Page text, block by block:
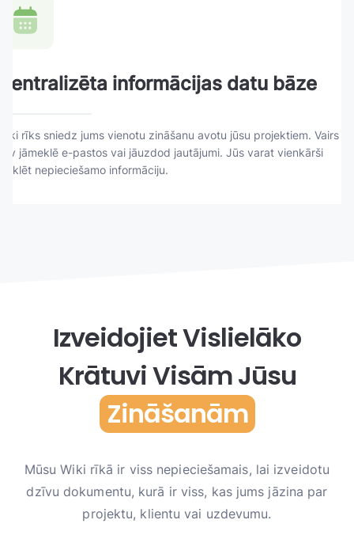
informācijas datu bāze
rīks sniedz jums vienotu zināšanu avotu jūsu projektiem. Vairs
jāmeklē e-pastos vai jāuzdod jautājumi. Jūs varat vienkārši
nepieciešamo informāciju.
Izveidojiet Vislielāko
Krātuvi Visām Jūsu
Zināšanām
Mūsu Wiki rīkā ir viss nepieciešamais, lai izveidotu
dzīvu dokumentu, kurā ir viss, kas jums jāzina par
projektu, klientu vai uzdevumu.